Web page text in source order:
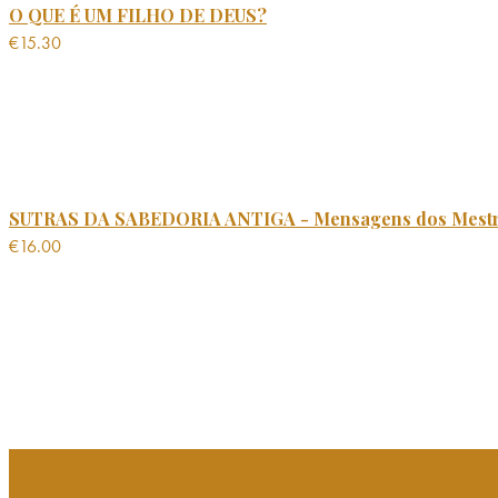
O QUE É UM FILHO DE DEUS?
€15.30
SUTRAS DA SABEDORIA ANTIGA - Mensagens dos
€16.00